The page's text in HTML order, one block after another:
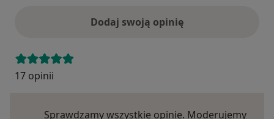
Dodaj swoją opinię
17 opinii
Sprawdzamy wszystkie opinie. Moderujemy